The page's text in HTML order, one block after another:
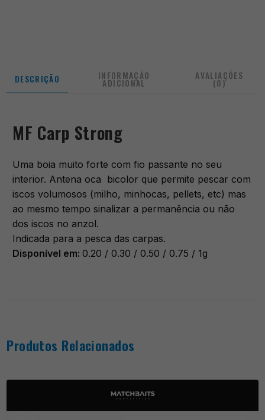
DESCRIÇÃO INFORMAÇÃO
ADICIONAL
AVALIAÇÕES
(0)
MF Carp Strong
Uma boia muito forte com fio passante no seu
interior. Antena oca bicolor que permite pescar com
iscos volumosos (milho, minhocas, pellets, etc) mas
ao mesmo tempo sinalizar a permanência ou não
dos iscos no anzol.
Indicada para a pesca das carpas.
Disponível em:0.20 / 0.30 / 0.50 / 0.75 / 1g
Produtos Relacionados